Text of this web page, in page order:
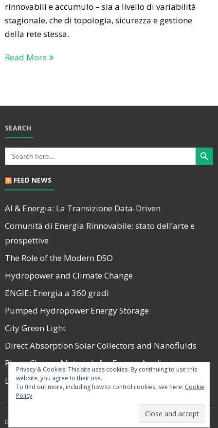
rinnovabili e accumulo – sia a livello di variabilità
stagionale, che di topologia, sicurezza e gestione
della rete stessa.
Read More
SEARCH
Search
for:
Search
FEED NEWS
AI & Energia: La Transizione Data-Driven
Comunità di Energia Rinnovabile: stato dell’arte e
prospettive
The Role of the Modern DSO
Hydropower and Climate Change
ENGIE: Energia a 360 gradi
Pumped Hydropower Energy Storage
City Green Light
Direct Absorption Solar Collectors and Nanofluids
Phase Change Materials for Energy Applications
La Guerra e il Mercato Energetico nel 2022
Developed by WordPress
Privacy & Cookies: This site uses cookies. By continuing to use this
website, you agree to their use.
To find out more, including how to control cookies, see here: Cookie
Policy